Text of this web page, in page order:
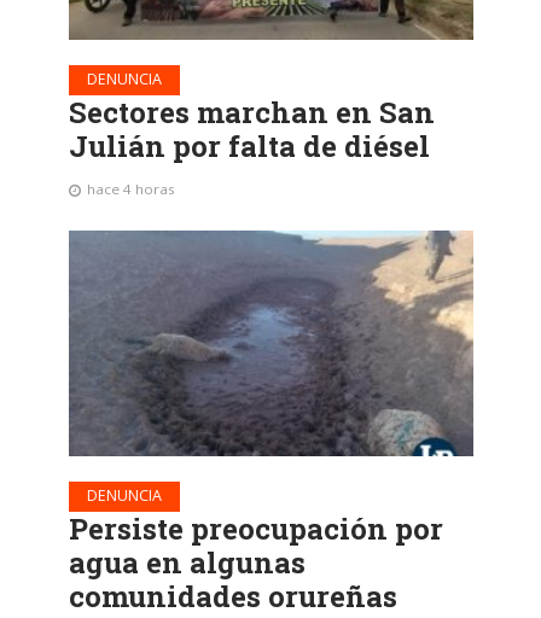
DENUNCIA
Sectores marchan en San
Julián por falta de diésel
hace 4 horas
DENUNCIA
Persiste preocupación por
agua en algunas
comunidades orureñas